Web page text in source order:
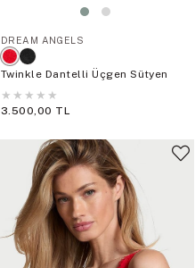
DREAM ANGELS
Twinkle Dantelli Üçgen Sütyen
★ ★ ★ ★ ★
3.500,00 TL